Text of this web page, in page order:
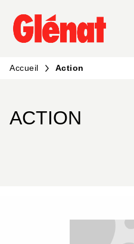
MENU RECHERCHE
PIED DE PAGE
Accueil Action
ACTION